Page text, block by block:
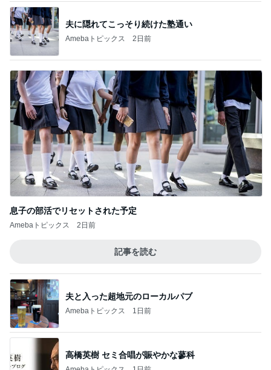
夫に隠れてこっそり続けた塾通い
Amebaトピックス 2日前
息子の部活でリセットされた予定
Amebaトピックス 2日前
記事を読む
夫と入った超地元のローカルパブ
Amebaトピックス 1日前
高橋英樹 セミ合唱が賑やかな蓼科